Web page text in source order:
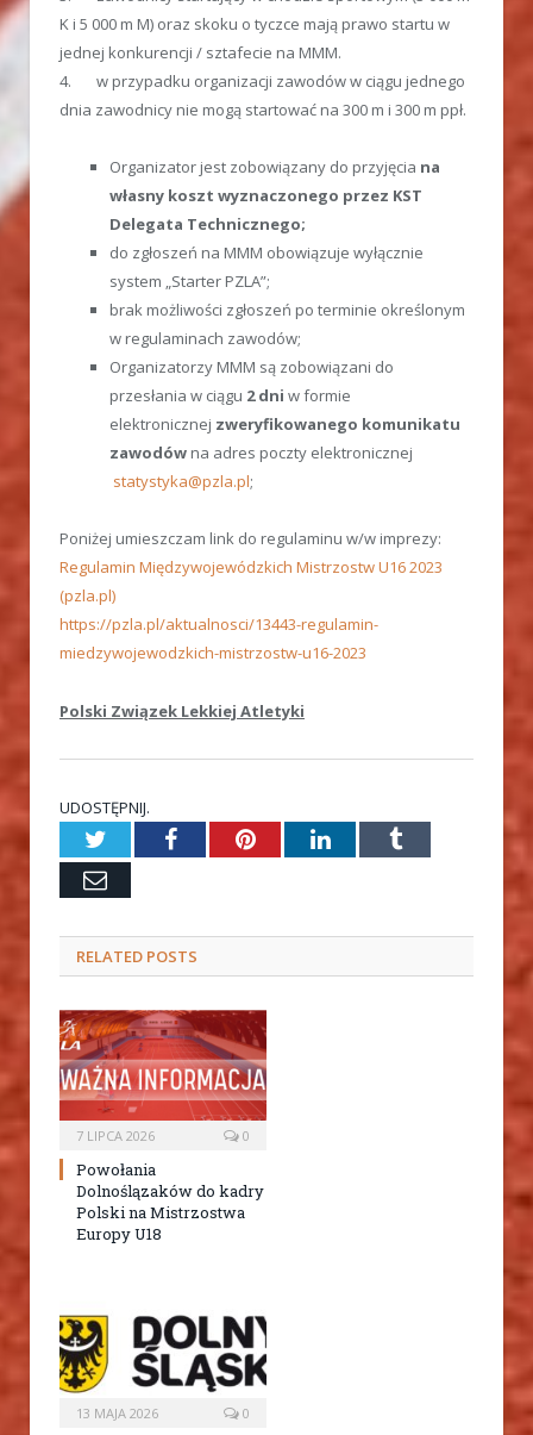
K i 5 000 m M) oraz skoku o tyczce mają prawo startu w
jednej konkurencji / sztafecie na MMM.
4. w przypadku organizacji zawodów w ciągu jednego
dnia zawodnicy nie mogą startować na 300 m i 300 m ppł.
Organizator jest zobowiązany do przyjęcia na
własny koszt wyznaczonego przez KST
Delegata Technicznego;
do zgłoszeń na MMM obowiązuje wyłącznie
system „Starter PZLA”;
brak możliwości zgłoszeń po terminie określonym
w regulaminach zawodów;
Organizatorzy MMM są zobowiązani do
przesłania w ciągu 2 dni w formie
elektronicznej zweryfikowanego komunikatu
zawodów na adres poczty elektronicznej
statystyka@pzla.pl;
Poniżej umieszczam link do regulaminu w/w imprezy:
Regulamin Międzywojewódzkich Mistrzostw U16 2023
(pzla.pl)
https://pzla.pl/aktualnosci/13443-regulamin-
miedzywojewodzkich-mistrzostw-u16-2023
Polski Związek Lekkiej Atletyki
UDOSTĘPNIJ.
TwitterFacebookPinterestLinkedInTumblr
Email
RELATED POSTS
7 LIPCA 2026 0
Powołania
Dolnoślązaków do kadry
Polski na Mistrzostwa
Europy U18
13 MAJA 2026 0